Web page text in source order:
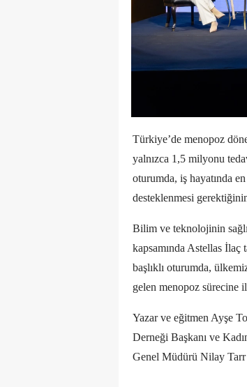
Türkiye’de menopoz
yalnızca 1,5 milyonu
oturumda, iş hayatında
desteklenmesi
Bilim ve teknolojinin
kapsamında Astellas
başlıklı oturumda,
gelen menopoz sürecine
Yazar ve eğitmen Ayşe
Derneği Başkanı ve
Genel Müdürü Nilay